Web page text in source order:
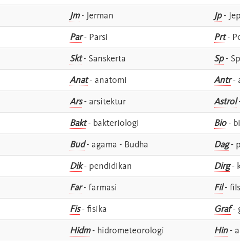
Jm- Jerman Jp-
Par- Parsi Prt-
Skt- Sanskerta Sp-
Anat- anatomi Antr-
Ars- arsitektur Astrol
Bakt- bakteriologi Bio-
Bud- agama - Budha Dag-
Dik- pendidikan Dirg-
Far- farmasi Fil-
Fis- fisika Graf-
Hidm- hidrometeorologi Hin-